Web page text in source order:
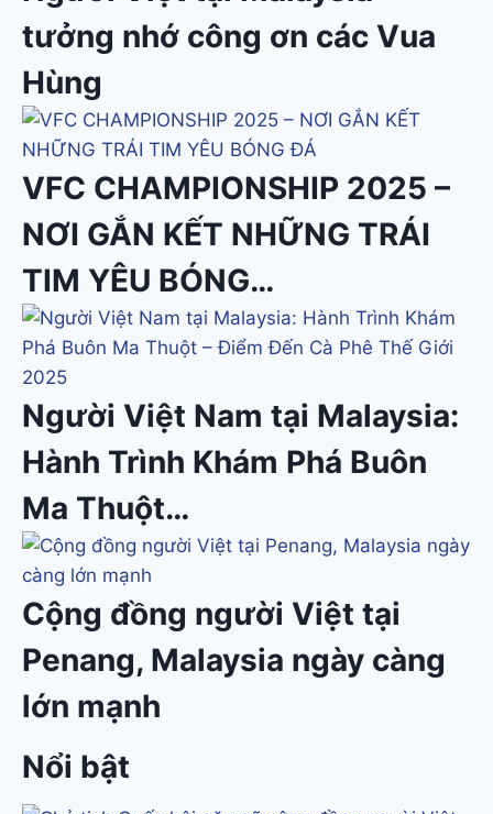
tưởng nhớ công ơn các Vua
Hùng
VFC CHAMPIONSHIP 2025 –
NƠI GẮN KẾT NHỮNG TRÁI
TIM YÊU BÓNG…
Người Việt Nam tại Malaysia:
Hành Trình Khám Phá Buôn
Ma Thuột…
Cộng đồng người Việt tại
Penang, Malaysia ngày càng
lớn mạnh
Nổi bật